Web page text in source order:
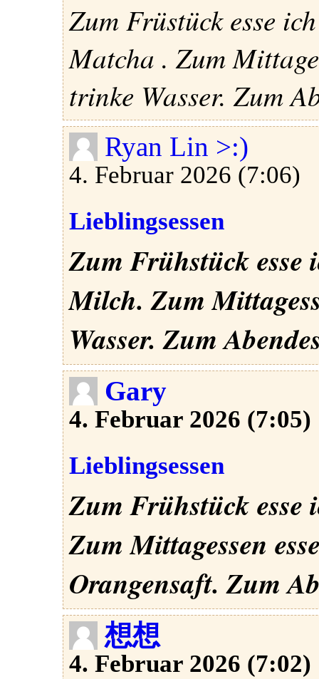
Zum Früstück esse
Matcha . Zum
trinke Wasser. Zum
Ryan Lin >:)
4. Februar 2026 (7:06)
Lieblingsessen
Zum Frühstück
Milch. Zum
Wasser. Zum
Gary
4. Februar 2026 (7:05)
Lieblingsessen
Zum Frühstück
Zum Mittagessen
Orangensaft. Zum
想想
4. Februar 2026 (7:02)